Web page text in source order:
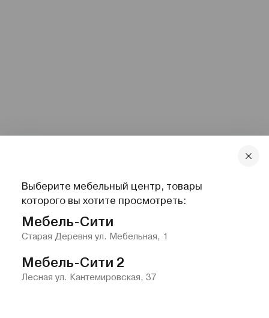
Выберите мебельный центр, товары
которого вы хотите просмотреть:
Мебель-Сити
Старая Деревня ул. Мебельная, 1
Мебель-Сити 2
Лесная ул. Кантемировская, 37